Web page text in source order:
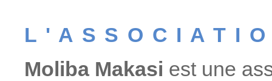
L ' A S S O C I A T I O
Moliba Makasi est une